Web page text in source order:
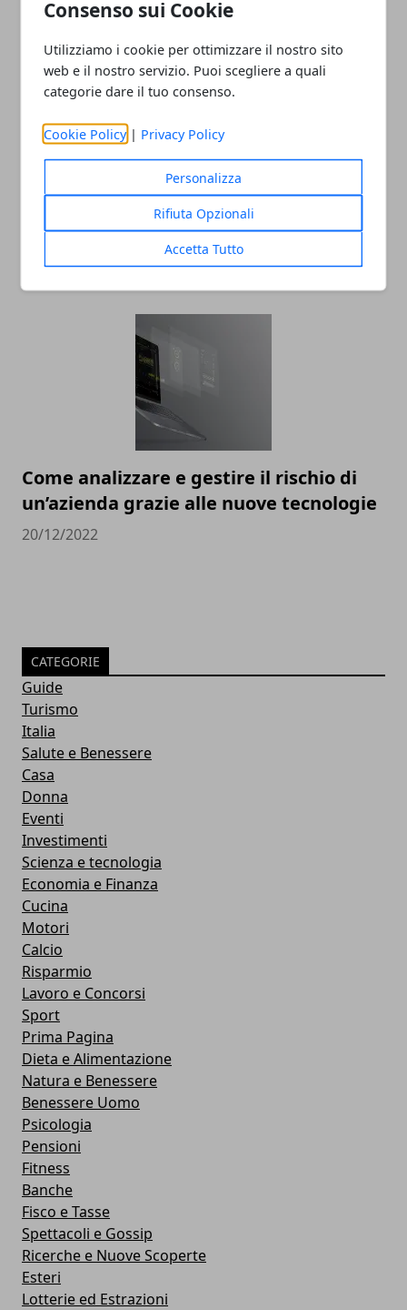
Consenso sui Cookie
Utilizziamo i cookie per ottimizzare il nostro sito
web e il nostro servizio. Puoi scegliere a quali
categorie dare il tuo consenso.
Cookie Policy | Privacy Policy
Personalizza
Rifiuta Opzionali
Accetta Tutto
Pubblicità sui social: come farla e
perché è importante
Come analizzare e gestire il rischio di
un’azienda grazie alle nuove tecnologie
20/12/2022
CATEGORIE
Guide
Turismo
Italia
Salute e Benessere
Casa
Donna
Eventi
Investimenti
Scienza e tecnologia
Economia e Finanza
Cucina
Motori
Calcio
Risparmio
Lavoro e Concorsi
Sport
Prima Pagina
Dieta e Alimentazione
Natura e Benessere
Benessere Uomo
Psicologia
Pensioni
Fitness
Banche
Fisco e Tasse
Spettacoli e Gossip
Ricerche e Nuove Scoperte
Esteri
Lotterie ed Estrazioni